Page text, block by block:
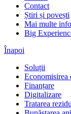
Contact
Știri și povești
Mai multe
Big
Înapoi
Soluții
Economisirea
Finanțare
Digitalizare
Tratarea